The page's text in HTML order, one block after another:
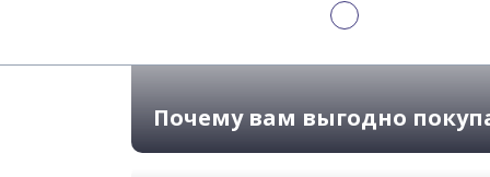
Почему вам выгодно